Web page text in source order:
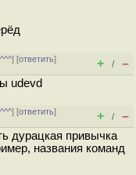
^^^] [ответить]
+ / –
udevd
^^^] [ответить]
+ / –
дурацкая привычка
названия команд